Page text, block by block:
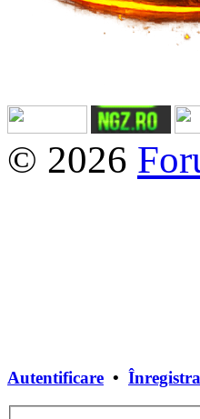
© 2026
Autentificare •